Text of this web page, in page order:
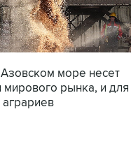
море несет
мирового рынка, и для
аграриев